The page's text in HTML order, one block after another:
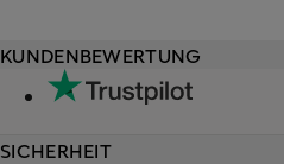
KUNDENBEWERTUNG
SICHERHEIT